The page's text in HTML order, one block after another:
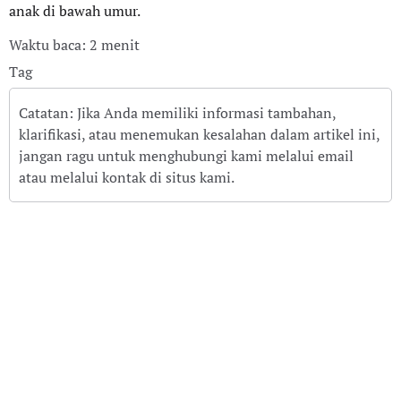
anak di bawah umur.
Waktu baca: 2 menit
Tag
Catatan: Jika Anda memiliki informasi tambahan,
klarifikasi, atau menemukan kesalahan dalam artikel ini,
jangan ragu untuk menghubungi kami melalui email
atau melalui kontak di situs kami.